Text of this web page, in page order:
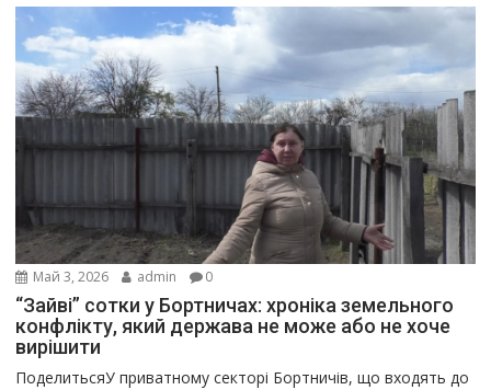
Май 3, 2026 admin 0
“Зайві” сотки у Бортничах: хроніка земельного
конфлікту, який держава не може або не хоче
вирішити
ПоделитьсяУ приватному секторі Бортничів, що входять до